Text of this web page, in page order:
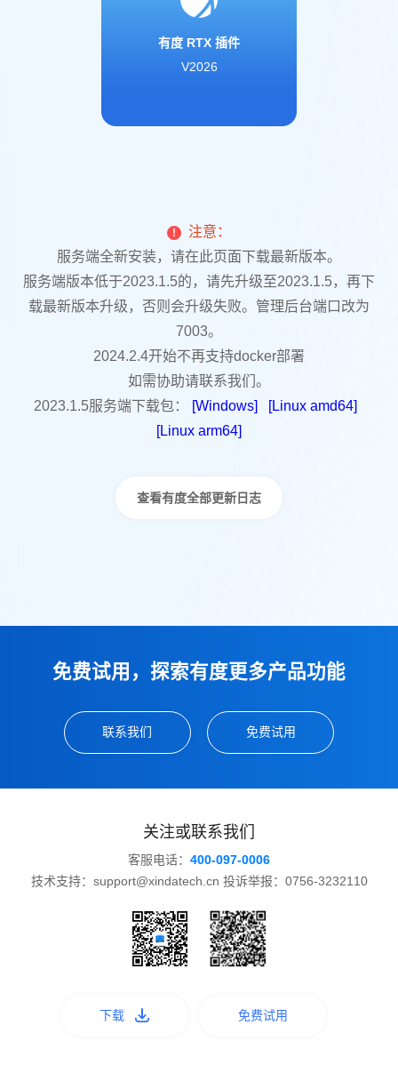
有度 RTX 插件
V2026
!
注意：
服务端全新安装，请在此页面下载最新版本。
服务端版本低于2023.1.5的，请先升级至2023.1.5，再下
载最新版本升级，否则会升级失败。管理后台端口改为
7003。
2024.2.4开始不再支持docker部署
如需协助请联系我们。
2023.1.5服务端下载包：
[Windows]
[Linux amd64]
[Linux arm64]
查看有度全部更新日志
免费试用，探索有度更多产品功能
联系我们 免费试用
关注或联系我们
客服电话： 400-097-0006
技术支持：support@xindatech.cn 投诉举报：0756-3232110
下载 免费试用